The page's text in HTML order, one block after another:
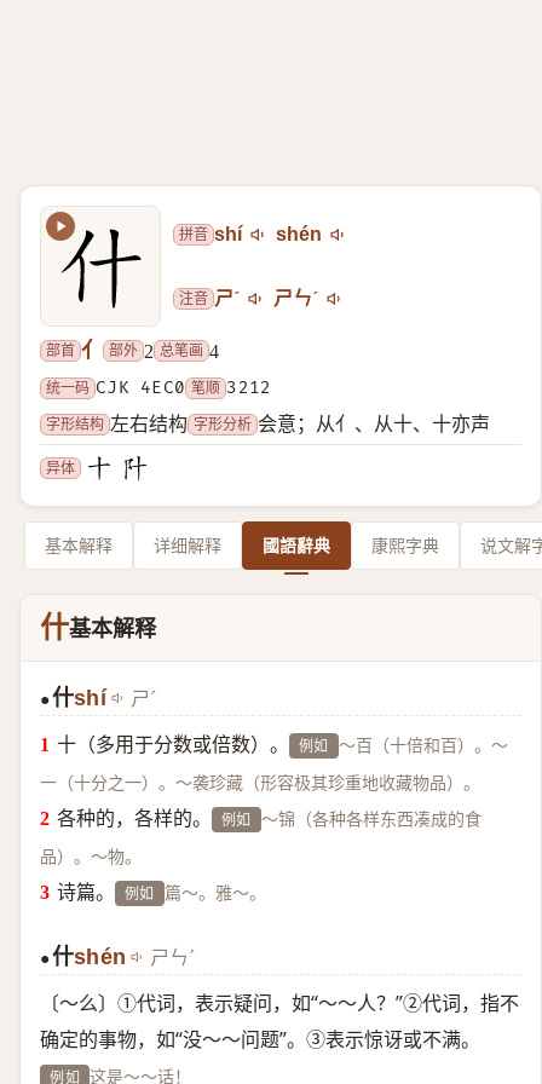
拼音 shí shén
注音 ㄕˊ ㄕㄣˊ
部首 亻 部外 2 总笔画 4
统一码 CJK 4EC0 笔顺 3212
字形结构 左右结构 字形分析 会意；从亻、从十、十亦声
异体
基本解释 详细解释 國語辭典 康熙字典 说文解
什基本解释
●什shí ㄕˊ
十（多用于分数或倍数）。 例如 ～百（十倍和百）。～
一（十分之一）。～袭珍藏（形容极其珍重地收藏物品）。
各种的，各样的。 例如 ～锦（各种各样东西凑成的食
品）。～物。
诗篇。 例如 篇～。雅～。
●什shén ㄕㄣˊ
〔～么〕①代词，表示疑问，如“～～人？”②代词，指不
确定的事物，如“没～～问题”。③表示惊讶或不满。
例如 这是～～话！